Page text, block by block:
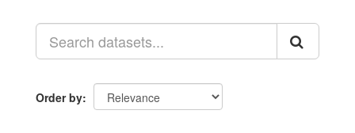
Order by